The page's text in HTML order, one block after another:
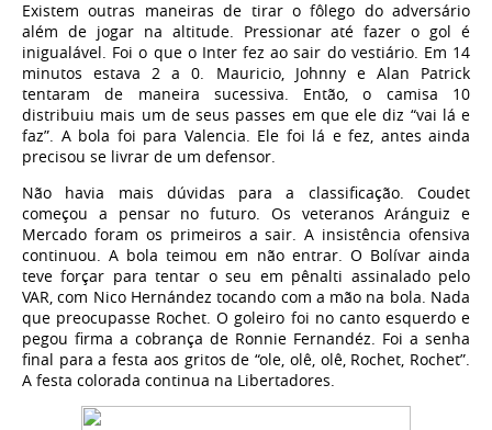
Existem outras maneiras de tirar o fôlego do adversário
além de jogar na altitude. Pressionar até fazer o gol é
inigualável. Foi o que o Inter fez ao sair do vestiário. Em 14
minutos estava 2 a 0. Mauricio, Johnny e Alan Patrick
tentaram de maneira sucessiva. Então, o camisa 10
distribuiu mais um de seus passes em que ele diz “vai lá e
faz”. A bola foi para Valencia. Ele foi lá e fez, antes ainda
precisou se livrar de um defensor.
Não havia mais dúvidas para a classificação. Coudet
começou a pensar no futuro. Os veteranos Aránguiz e
Mercado foram os primeiros a sair. A insistência ofensiva
continuou. A bola teimou em não entrar. O Bolívar ainda
teve forçar para tentar o seu em pênalti assinalado pelo
VAR, com Nico Hernández tocando com a mão na bola. Nada
que preocupasse Rochet. O goleiro foi no canto esquerdo e
pegou firma a cobrança de Ronnie Fernandéz. Foi a senha
final para a festa aos gritos de “ole, olê, olê, Rochet, Rochet”.
A festa colorada continua na Libertadores.